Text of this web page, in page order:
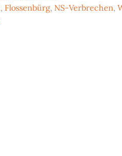
, Flossenbürg, NS-Verbrechen,